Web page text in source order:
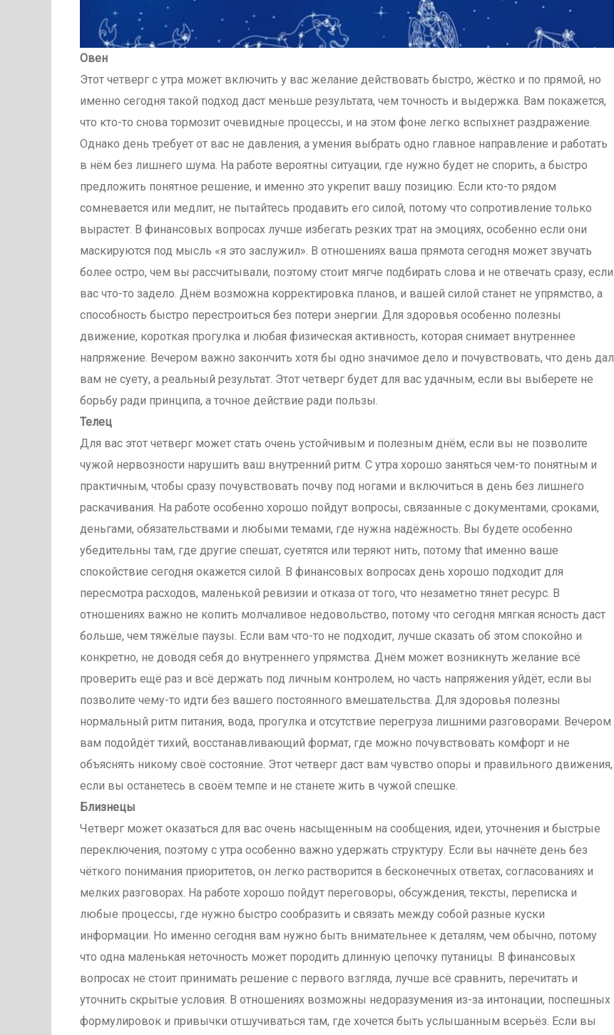
Овен
Этот четверг с утра может включить у вас желание действовать быстро, жёстко и по прямой, но
именно сегодня такой подход даст меньше результата, чем точность и выдержка. Вам покажется,
что кто-то снова тормозит очевидные процессы, и на этом фоне легко вспыхнет раздражение.
Однако день требует от вас не давления, а умения выбрать одно главное направление и работать
в нём без лишнего шума. На работе вероятны ситуации, где нужно будет не спорить, а быстро
предложить понятное решение, и именно это укрепит вашу позицию. Если кто-то рядом
сомневается или медлит, не пытайтесь продавить его силой, потому что сопротивление только
вырастет. В финансовых вопросах лучше избегать резких трат на эмоциях, особенно если они
маскируются под мысль «я это заслужил». В отношениях ваша прямота сегодня может звучать
более остро, чем вы рассчитывали, поэтому стоит мягче подбирать слова и не отвечать сразу, если
вас что-то задело. Днём возможна корректировка планов, и вашей силой станет не упрямство, а
способность быстро перестроиться без потери энергии. Для здоровья особенно полезны
движение, короткая прогулка и любая физическая активность, которая снимает внутреннее
напряжение. Вечером важно закончить хотя бы одно значимое дело и почувствовать, что день дал
вам не суету, а реальный результат. Этот четверг будет для вас удачным, если вы выберете не
борьбу ради принципа, а точное действие ради пользы.
Телец
Для вас этот четверг может стать очень устойчивым и полезным днём, если вы не позволите
чужой нервозности нарушить ваш внутренний ритм. С утра хорошо заняться чем-то понятным и
практичным, чтобы сразу почувствовать почву под ногами и включиться в день без лишнего
раскачивания. На работе особенно хорошо пойдут вопросы, связанные с документами, сроками,
деньгами, обязательствами и любыми темами, где нужна надёжность. Вы будете особенно
убедительны там, где другие спешат, суетятся или теряют нить, потому that именно ваше
спокойствие сегодня окажется силой. В финансовых вопросах день хорошо подходит для
пересмотра расходов, маленькой ревизии и отказа от того, что незаметно тянет ресурс. В
отношениях важно не копить молчаливое недовольство, потому что сегодня мягкая ясность даст
больше, чем тяжёлые паузы. Если вам что-то не подходит, лучше сказать об этом спокойно и
конкретно, не доводя себя до внутреннего упрямства. Днём может возникнуть желание всё
проверить ещё раз и всё держать под личным контролем, но часть напряжения уйдёт, если вы
позволите чему-то идти без вашего постоянного вмешательства. Для здоровья полезны
нормальный ритм питания, вода, прогулка и отсутствие перегруза лишними разговорами. Вечером
вам подойдёт тихий, восстанавливающий формат, где можно почувствовать комфорт и не
объяснять никому своё состояние. Этот четверг даст вам чувство опоры и правильного движения,
если вы останетесь в своём темпе и не станете жить в чужой спешке.
Близнецы
Четверг может оказаться для вас очень насыщенным на сообщения, идеи, уточнения и быстрые
переключения, поэтому с утра особенно важно удержать структуру. Если вы начнёте день без
чёткого понимания приоритетов, он легко растворится в бесконечных ответах, согласованиях и
мелких разговорах. На работе хорошо пойдут переговоры, обсуждения, тексты, переписка и
любые процессы, где нужно быстро сообразить и связать между собой разные куски
информации. Но именно сегодня вам нужно быть внимательнее к деталям, чем обычно, потому
что одна маленькая неточность может породить длинную цепочку путаницы. В финансовых
вопросах не стоит принимать решение с первого взгляда, лучше всё сравнить, перечитать и
уточнить скрытые условия. В отношениях возможны недоразумения из-за интонации, поспешных
формулировок и привычки отшучиваться там, где хочется быть услышанным всерьёз. Если вы